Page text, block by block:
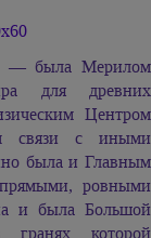
была Мерилом
для древних
Центром
связи с иными
была и Главным
ровными
и была Большой